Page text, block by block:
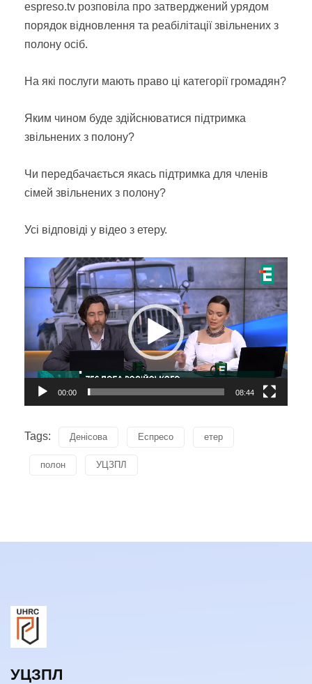
espreso.tv розповіла про затверджений урядом
порядок відновлення та реабілітації звільнених з
полону осіб.
На які послуги мають право ці категорії громадян?
Яким чином буде здійснюватися підтримка
звільнених з полону?
Чи передбачається якась підтримка для членів
сімей звільнених з полону?
Усі відповіді у відео з етеру.
Відеопрогравач
00:00 08:44
Tags: Денісова Еспресо етер
полон УЦЗПЛ
УЦЗПЛ